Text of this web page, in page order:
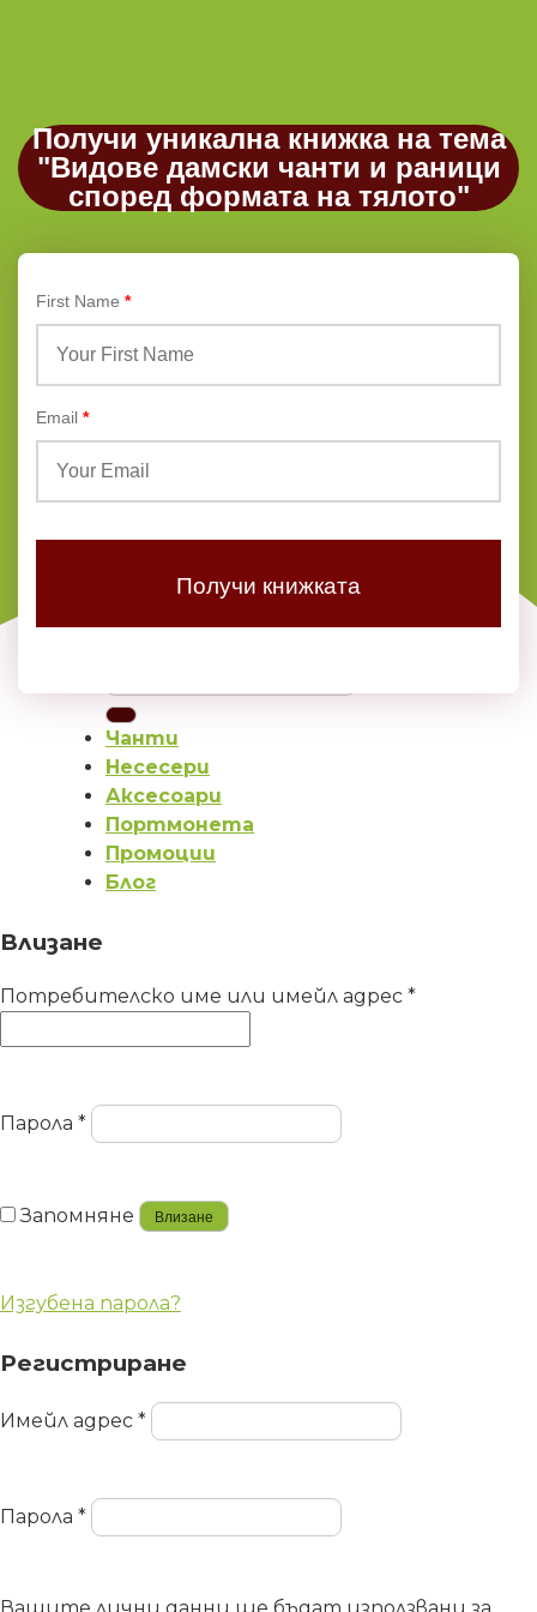
Получи уникална книжка на тема
"Видове дамски чанти и раници
според формата на тялото"
First Name *
Email *
Получи книжката
Чанти
Несесери
Аксесоари
Портмонета
Промоции
Блог
Влизане
Потребителско име или имейл адрес *
Парола *
Запомняне Влизане
Изгубена парола?
Регистриране
Имейл адрес *
Парола *